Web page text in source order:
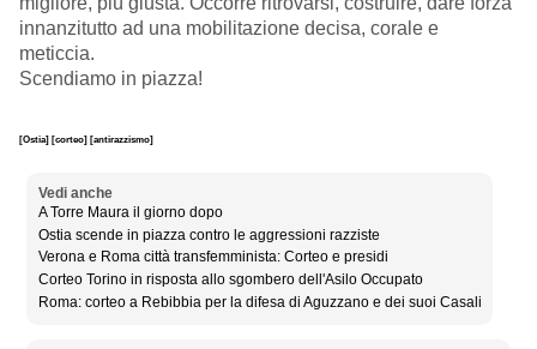
innanzitutto ad una mobilitazione decisa, corale e
meticcia.
Scendiamo in piazza!
[Ostia] [corteo] [antirazzismo]
Vedi anche
A Torre Maura il giorno dopo
Ostia scende in piazza contro le aggressioni razziste
Verona e Roma città transfemminista: Corteo e presidi
Corteo Torino in risposta allo sgombero dell'Asilo Occupato
Roma: corteo a Rebibbia per la difesa di Aguzzano e dei suoi Casali